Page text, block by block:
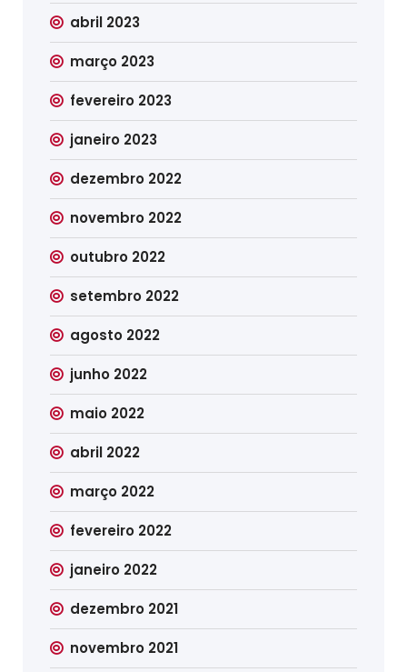
abril 2023
março 2023
fevereiro 2023
janeiro 2023
dezembro 2022
novembro 2022
outubro 2022
setembro 2022
agosto 2022
junho 2022
maio 2022
abril 2022
março 2022
fevereiro 2022
janeiro 2022
dezembro 2021
novembro 2021